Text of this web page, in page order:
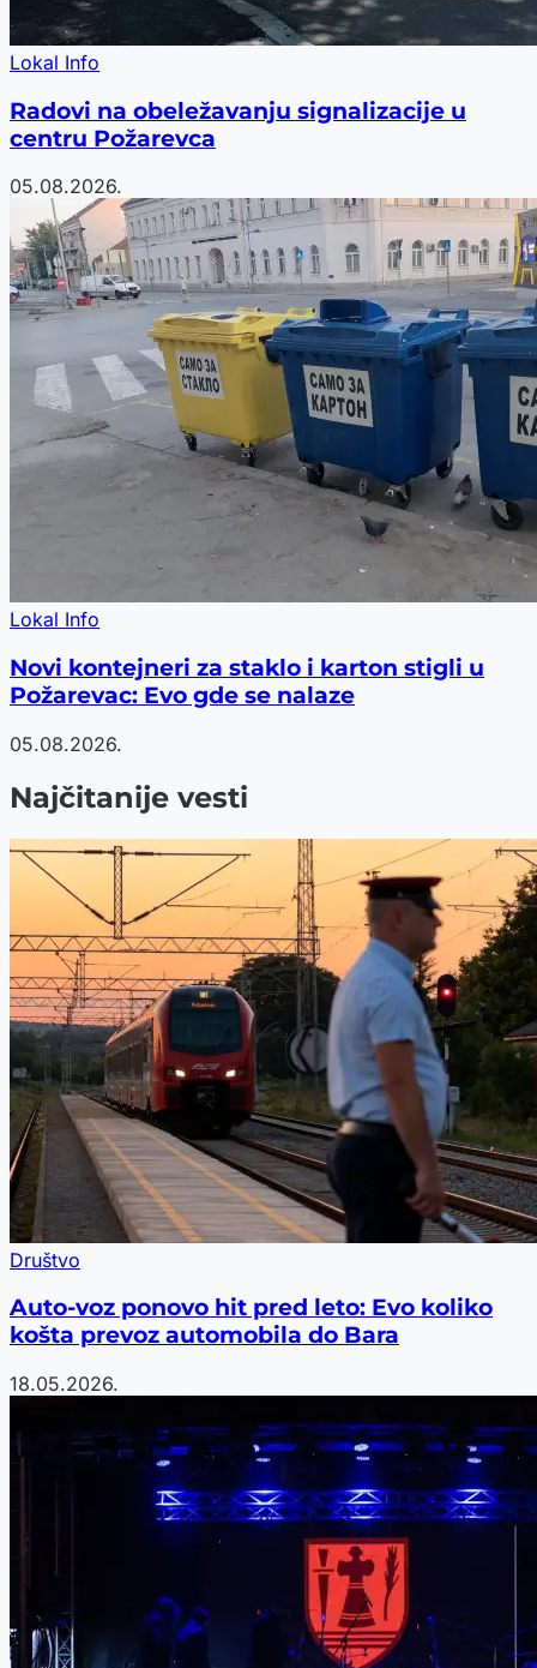
Lokal Info
Radovi na obeležavanju signalizacije u
centru Požarevca
05.08.2026.
Lokal Info
Novi kontejneri za staklo i karton stigli u
Požarevac: Evo gde se nalaze
05.08.2026.
Najčitanije vesti
Društvo
Auto-voz ponovo hit pred leto: Evo koliko
košta prevoz automobila do Bara
18.05.2026.